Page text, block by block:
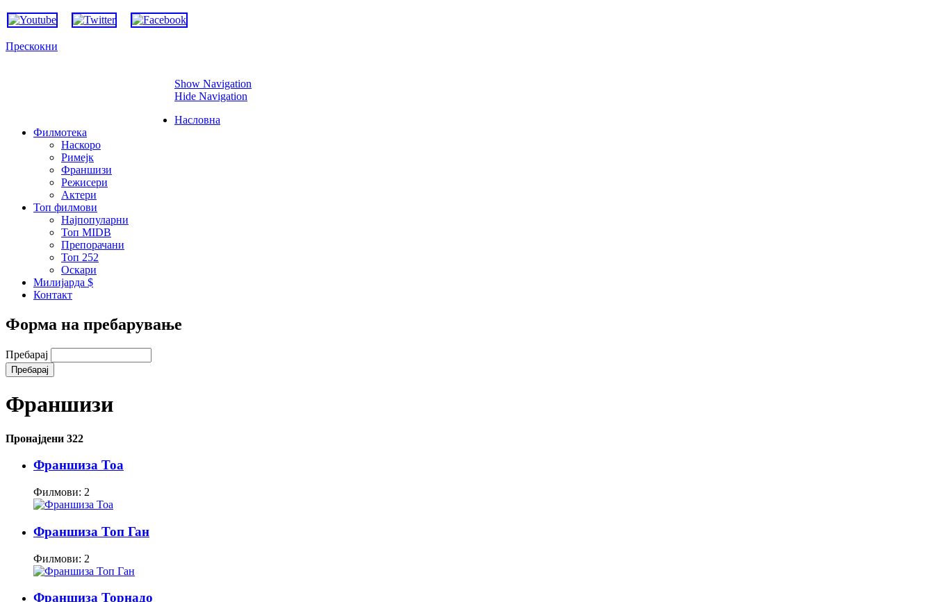
Прескокни
Show Navigation
Hide Navigation
Насловна
Филмотека
Наскоро
Римејк
Франшизи
Режисери
Актери
Топ филмови
Најпопуларни
Топ MIDB
Препорачани
Топ 252
Оскари
Милијарда $
Контакт
Форма на пребарување
Пребарај
Франшизи
Пронајдени 322
Франшиза Тоа
Филмови: 2
Франшиза Топ Ган
Филмови: 2
Франшиза Торнадо